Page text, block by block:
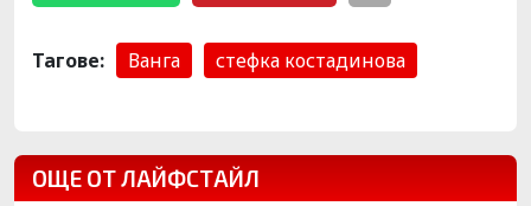
Тагове: Ванга стефка костадинова
ОЩЕ ОТ ЛАЙФСТАЙЛ